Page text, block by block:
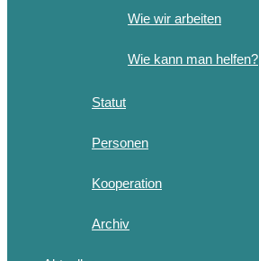
Wie wir arbeiten
Wie kann man helfen?
Statut
Personen
Kooperation
Archiv